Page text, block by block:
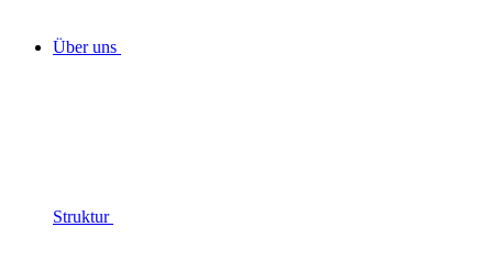
Über uns
Struktur